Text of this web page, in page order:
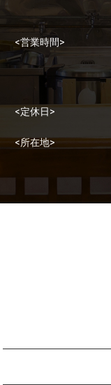
<営業時間>
<定休日>
<所在地>